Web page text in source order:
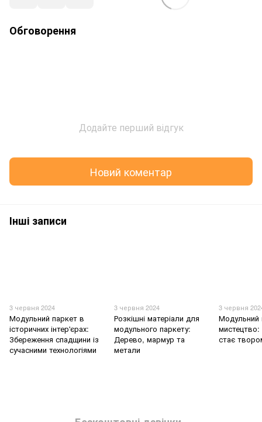
Обговорення
Додайте перший відгук
Новий коментар
Інші записи
3 червня 2024
Модульний паркет в
історичних інтер'єрах:
Збереження спадщини із
сучасними технологіями
3 червня 2024
Розкішні матеріали для
модульного паркету:
Дерево, мармур та
метали
3 червня
Модульний
мистецтво:
стає